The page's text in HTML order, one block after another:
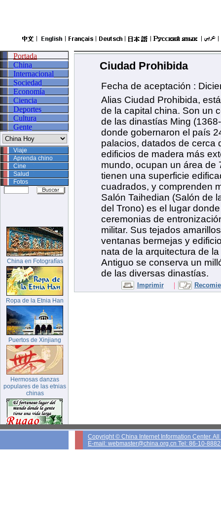
Ciudad Prohibida
Fecha de aceptación :
Alias Ciudad Prohibida,
de la capital china. Son un
de las dinastías Ming
donde gobernaron el país
palacios, datados de cerca
edificios de madera más
mundo, ocupan un área de
tienen una superficie
cuadrados, y comprenden
Salón Taihedian (Salón de
del Trono) es el lugar
ceremonias de
militar. Sus tejados
ventanas bermejas y
nata de la arquitectura de
Antiguo se conserva un
de las diversas dinastías.
Imprimir |